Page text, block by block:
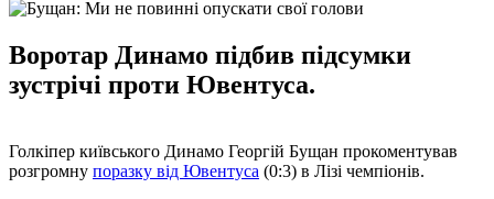
Воротар Динамо підбив підсумки
зустрічі проти Ювентуса.
Голкіпер київського Динамо Георгій Бущан прокоментував
розгромну поразку від Ювентуса (0:3) в Лізі чемпіонів.